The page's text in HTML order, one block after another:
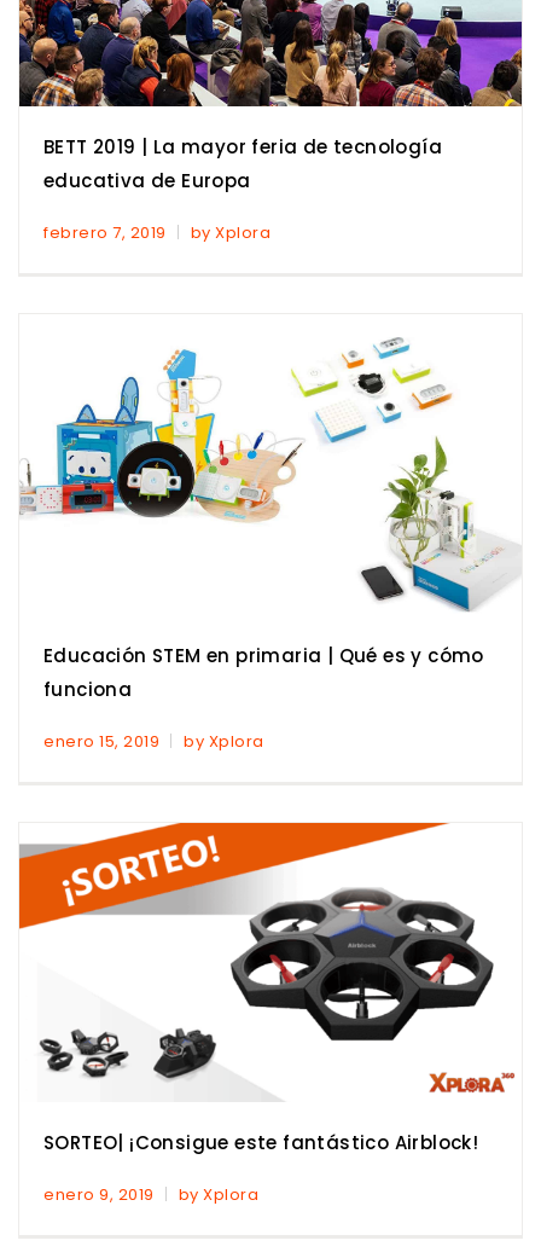
BETT 2019 | La mayor feria de tecnología
educativa de Europa
febrero 7, 2019 by Xplora
Educación STEM en primaria | Qué es y cómo
funciona
enero 15, 2019 by Xplora
SORTEO| ¡Consigue este fantástico Airblock!
enero 9, 2019 by Xplora